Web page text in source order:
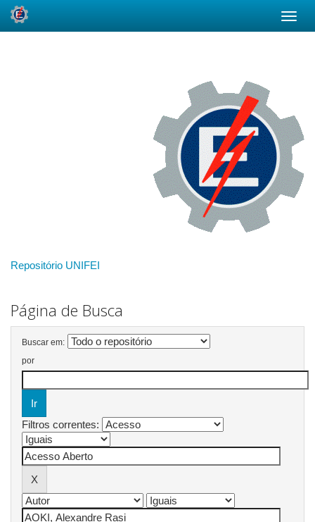
Repositório UNIFEI
Página de Busca
Buscar em:
por
Filtros correntes: